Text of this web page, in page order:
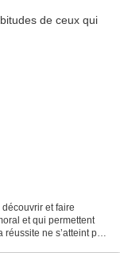
et faire
et qui permettent
ne s’atteint pas